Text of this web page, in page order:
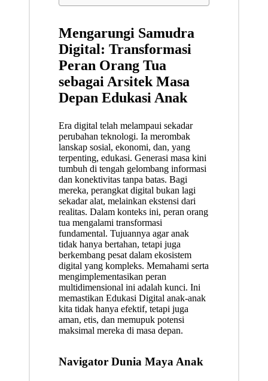
Mengarungi Samudra
Digital: Transformasi
Peran Orang Tua
sebagai Arsitek Masa
Depan Edukasi Anak
Era digital telah melampaui sekadar
perubahan teknologi. Ia merombak
lanskap sosial, ekonomi, dan, yang
terpenting, edukasi. Generasi masa kini
tumbuh di tengah gelombang informasi
dan konektivitas tanpa batas. Bagi
mereka, perangkat digital bukan lagi
sekadar alat, melainkan ekstensi dari
realitas. Dalam konteks ini, peran orang
tua mengalami transformasi
fundamental. Tujuannya agar anak
tidak hanya bertahan, tetapi juga
berkembang pesat dalam ekosistem
digital yang kompleks. Memahami serta
mengimplementasikan peran
multidimensional ini adalah kunci. Ini
memastikan Edukasi Digital anak-anak
kita tidak hanya efektif, tetapi juga
aman, etis, dan memupuk potensi
maksimal mereka di masa depan.
Navigator Dunia Maya Anak